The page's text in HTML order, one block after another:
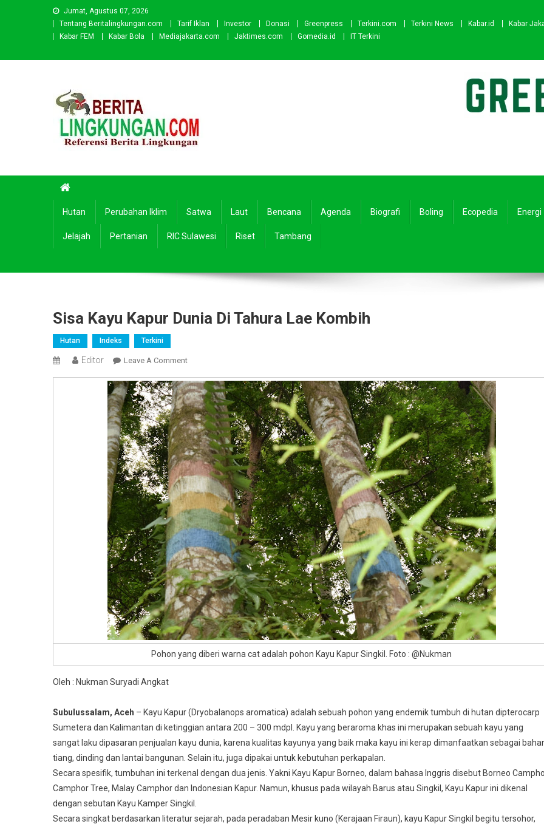
Jumat, Agustus 07, 2026
Tentang Beritalingkungan.com
Tarif Iklan Investor Donasi Greenpress Terkini.com Terkini News Kabar.id
Kabar
Kabar FEM
Kabar Bola Mediajakarta.com Jaktimes.com Gomedia.id IT Terkini
Hutan Perubahan Iklim Satwa Laut Bencana Agenda Biografi Boling Ecopedia Energi
Jelajah Pertanian RIC Sulawesi Riset Tambang
Sisa Kayu Kapur Dunia Di Tahura Lae Kombih
Hutan Indeks Terkini
Editor Leave A CommentOn
Kayu
Kapur
Dunia
Di
Tahura
Lae
Kombih
Pohon yang diberi warna cat adalah pohon Kayu Kapur Singkil. Foto : @Nukman
Oleh : Nukman Suryadi Angkat
Subulussalam, Aceh – Kayu Kapur (Dryobalanops aromatica) adalah sebuah pohon yang endemik tumbuh di hutan dipterocarp
Sumetera dan Kalimantan di ketinggian antara 200 – 300 mdpl. Kayu yang beraroma khas ini merupakan sebuah kayu yang
sangat laku dipasaran penjualan kayu dunia, karena kualitas kayunya yang baik maka kayu ini kerap dimanfaatkan sebagai
tiang, dinding dan lantai bangunan. Selain itu, juga dipakai untuk kebutuhan perkapalan.
Secara spesifik, tumbuhan ini terkenal dengan dua jenis. Yakni Kayu Kapur Borneo, dalam bahasa Inggris disebut Borneo
Camphor Tree, Malay Camphor dan Indonesian Kapur. Namun, khusus pada wilayah Barus atau Singkil, Kayu Kapur ini dikenal
dengan sebutan Kayu Kamper Singkil.
Secara singkat berdasarkan literatur sejarah, pada peradaban Mesir kuno (Kerajaan Firaun), kayu Kapur Singkil begitu tersohor,